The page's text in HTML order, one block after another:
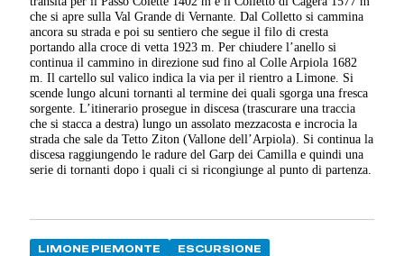
che si apre sulla Val Grande di Vernante. Dal Colletto si cammina
ancora su strada e poi su sentiero che segue il filo di cresta
portando alla croce di vetta 1923 m. Per chiudere l’anello si
continua il cammino in direzione sud fino al Colle Arpiola 1682
m. Il cartello sul valico indica la via per il rientro a Limone. Si
scende lungo alcuni tornanti al termine dei quali sgorga una fresca
sorgente. L’itinerario prosegue in discesa (trascurare una traccia
che si stacca a destra) lungo un assolato mezzacosta e incrocia la
strada che sale da Tetto Ziton (Vallone dell’Arpiola). Si continua la
discesa raggiungendo le radure del Garp dei Camilla e quindi una
serie di tornanti dopo i quali ci si ricongiunge al punto di partenza.
LIMONE PIEMONTE
ESCURSIONE